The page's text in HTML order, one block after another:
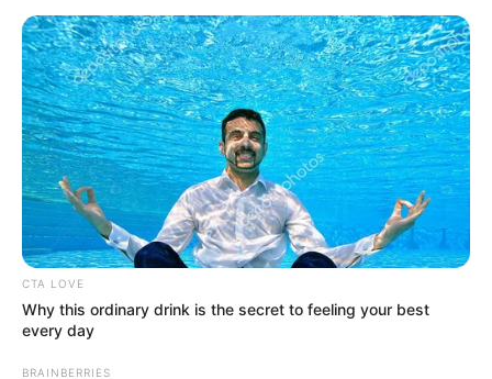
CTA LOVE
Why this ordinary drink is the secret to feeling your best
every day
BRAINBERRIES